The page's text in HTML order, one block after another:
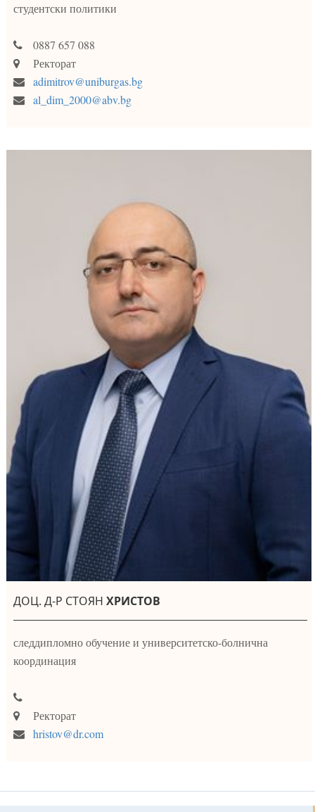
студентски политики
0887 657 088
Ректорат
adimitrov@uniburgas.bg
al_dim_2000@abv.bg
ДОЦ. Д-Р СТОЯНХРИСТОВ
следдипломно обучение и университетско-болнична
координация
Ректорат
hristov@dr.com